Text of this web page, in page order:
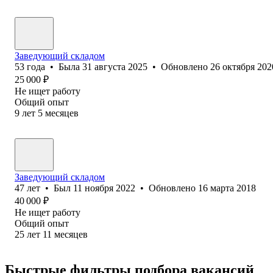
Заведующий складом
53 года • Была 31 августа 2025 • Обновлено 26 октября
25 000 ₽
Не ищет работу
Общий опыт
9 лет 5 месяцев
Заведующий складом
47 лет • Был 11 ноября 2022 • Обновлено 16 марта 2018
40 000 ₽
Не ищет работу
Общий опыт
25 лет 11 месяцев
Быстрые фильтры подбора вакансий